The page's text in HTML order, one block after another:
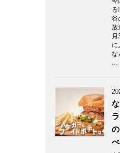
谷
放
に
な
…